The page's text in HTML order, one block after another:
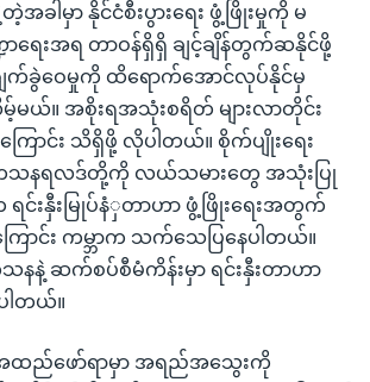
ခါမှာ နိုင်ငံစီးပွားရေး ဖွံ့ဖြိုးမှုကို မ
ရေးအရ တာဝန်ရှိရှိ ချင့်ချိန်တွက်ဆနိုင်ဖို့
ခွဲဝေမှုကို ထိရောက်အောင်လုပ်နိုင်မှ
မ့်မယ်။ အစိုးရအသုံးစရိတ် များလာတိုင်း
ောင်း သိရှိဖို့ လိုပါတယ်။ စိုက်ပျိုးရေး
နရလဒ်တို့ကို လယ်သမားတွေ အသုံးပြု
ရင်းနှီးမြုပ်နံှတာဟာ ဖွံ့ဖြိုးရေးအတွက်
ြောင်း ကမ္ဘာက သက်သေပြနေပါတယ်။
နနဲ့ ဆက်စပ်စီမံကိန်းမှာ ရင်းနှီးတာဟာ
ါတယ်။
ထည်ဖော်ရာမှာ အရည်အသွေးကို